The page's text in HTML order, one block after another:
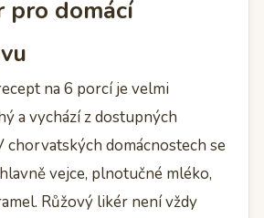
pro domácí
na 6 porcí je velmi
a vychází z dostupných
chorvatských domácnostech se
vejce, plnotučné mléko,
Růžový likér není vždy